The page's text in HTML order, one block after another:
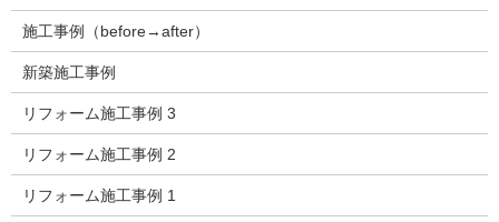
施工事例（before→after）
新築施工事例
リフォーム施工事例 3
リフォーム施工事例 2
リフォーム施工事例 1